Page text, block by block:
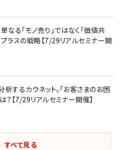
なる「モノ売り」ではなく「価値共
ラスの戦略【7/29リアルセミナー開
するカウネット。「お客さまのお困
？【7/29リアルセミナー開催】
すべて見る